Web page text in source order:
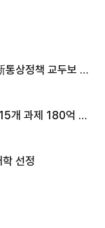
상정책 교두보 활
개 과제 180억 지
선정